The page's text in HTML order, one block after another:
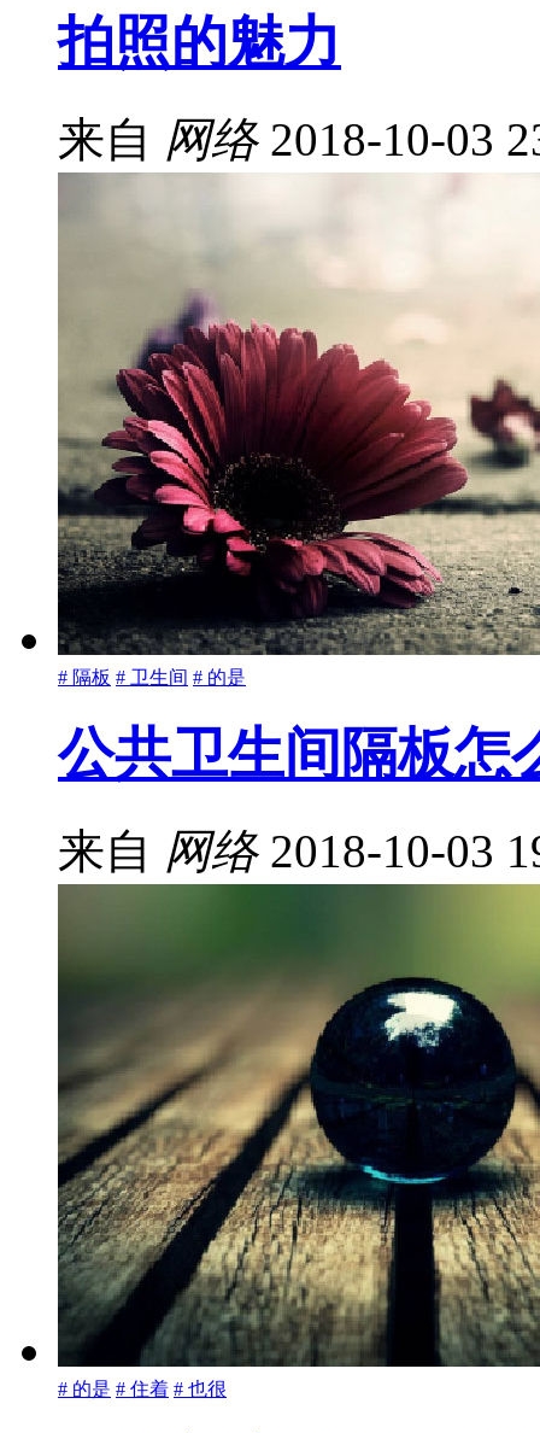
拍照的魅力
来自 网络 2018-10-03
# 隔板 # 卫生间 # 的是
公共卫生间隔板怎
来自 网络 2018-10-03
# 的是 # 住着 # 也很